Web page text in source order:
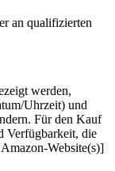
an qualifizierten
werden,
Uhrzeit) und
Für den Kauf
Verfügbarkeit, die
Website(s)]